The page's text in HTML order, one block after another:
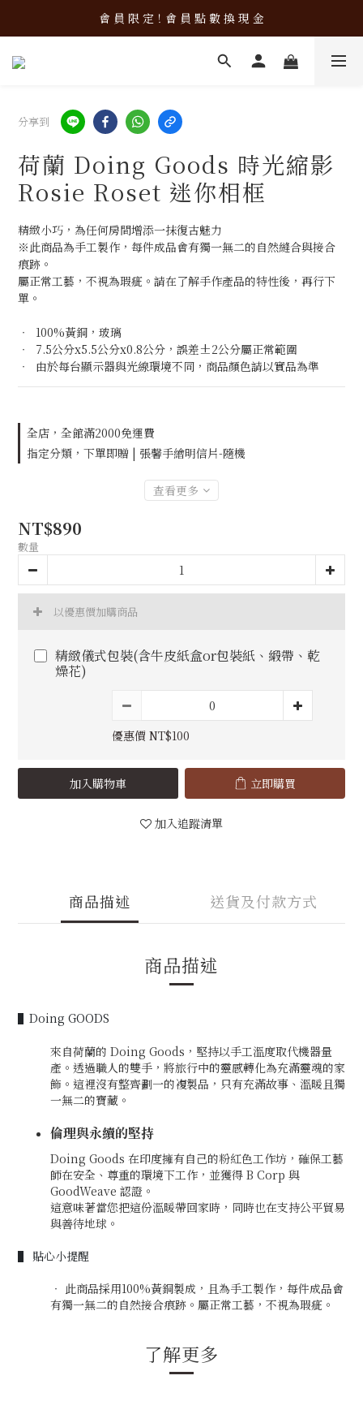
新 品 上 架！超 質 感 韓 系 餐 具 組 合 優 惠 中 ❤️
會 員 限 定！會 員 點 數 換 現 金
新 品 上 架！超 質 感 韓 系 餐 具 組 合 優 惠 中 ❤️
分享到
荷蘭 Doing Goods 時光縮影
Rosie Roset 迷你相框
精緻小巧，為任何房間增添一抹復古魅力
※此商品為手工製作，每件成品會有獨一無二的自然縫合與接合
痕跡。
屬正常工藝，不視為瑕疵。請在了解手作產品的特性後，再行下
單。
‧  100%黃銅，玻璃
‧  7.5公分x5.5公分x0.8公分，誤差±2公分屬正常範圍
‧  由於每台顯示器與光線環境不同，商品顏色請以實品為準
全店，全館滿2000免運費
指定分類，下單即贈 | 張馨手繪明信片-隨機
查看更多
NT$890
數量
以優惠價加購商品
精緻儀式包裝(含牛皮紙盒or包裝紙、緞帶、乾
燥花)
優惠價 NT$100
加入購物車 立即購買
加入追蹤清單
商品描述 送貨及付款方式
商品描述
▌Doing GOODS
來自荷蘭的 Doing Goods，堅持以手工溫度取代機器量
產。透過職人的雙手，將旅行中的靈感轉化為充滿靈魂的家
飾。這裡沒有整齊劃一的複製品，只有充滿故事、溫暖且獨
一無二的寶藏。
倫理與永續的堅持
Doing Goods 在印度擁有自己的粉紅色工作坊，確保工藝
師在安全、尊重的環境下工作，並獲得 B Corp 與
GoodWeave 認證。
這意味著當您把這份溫暖帶回家時，同時也在支持公平貿易
與善待地球。
▌ 貼心小提醒
‧ 此商品採用100%黃銅製成，且為手工製作，每件成品會
有獨一無二的自然接合痕跡。屬正常工藝，不視為瑕疵。
了解更多